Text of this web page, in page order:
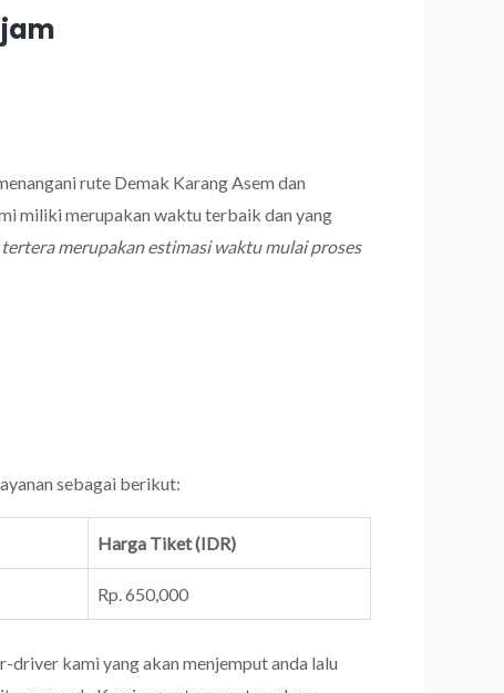
rute Demak Karang Asem dan
miliki merupakan waktu terbaik dan yang
merupakan estimasi waktu mulai proses
sebagai berikut:
Harga Tiket (IDR)
Rp. 650,000
driver kami yang akan menjemput anda lalu